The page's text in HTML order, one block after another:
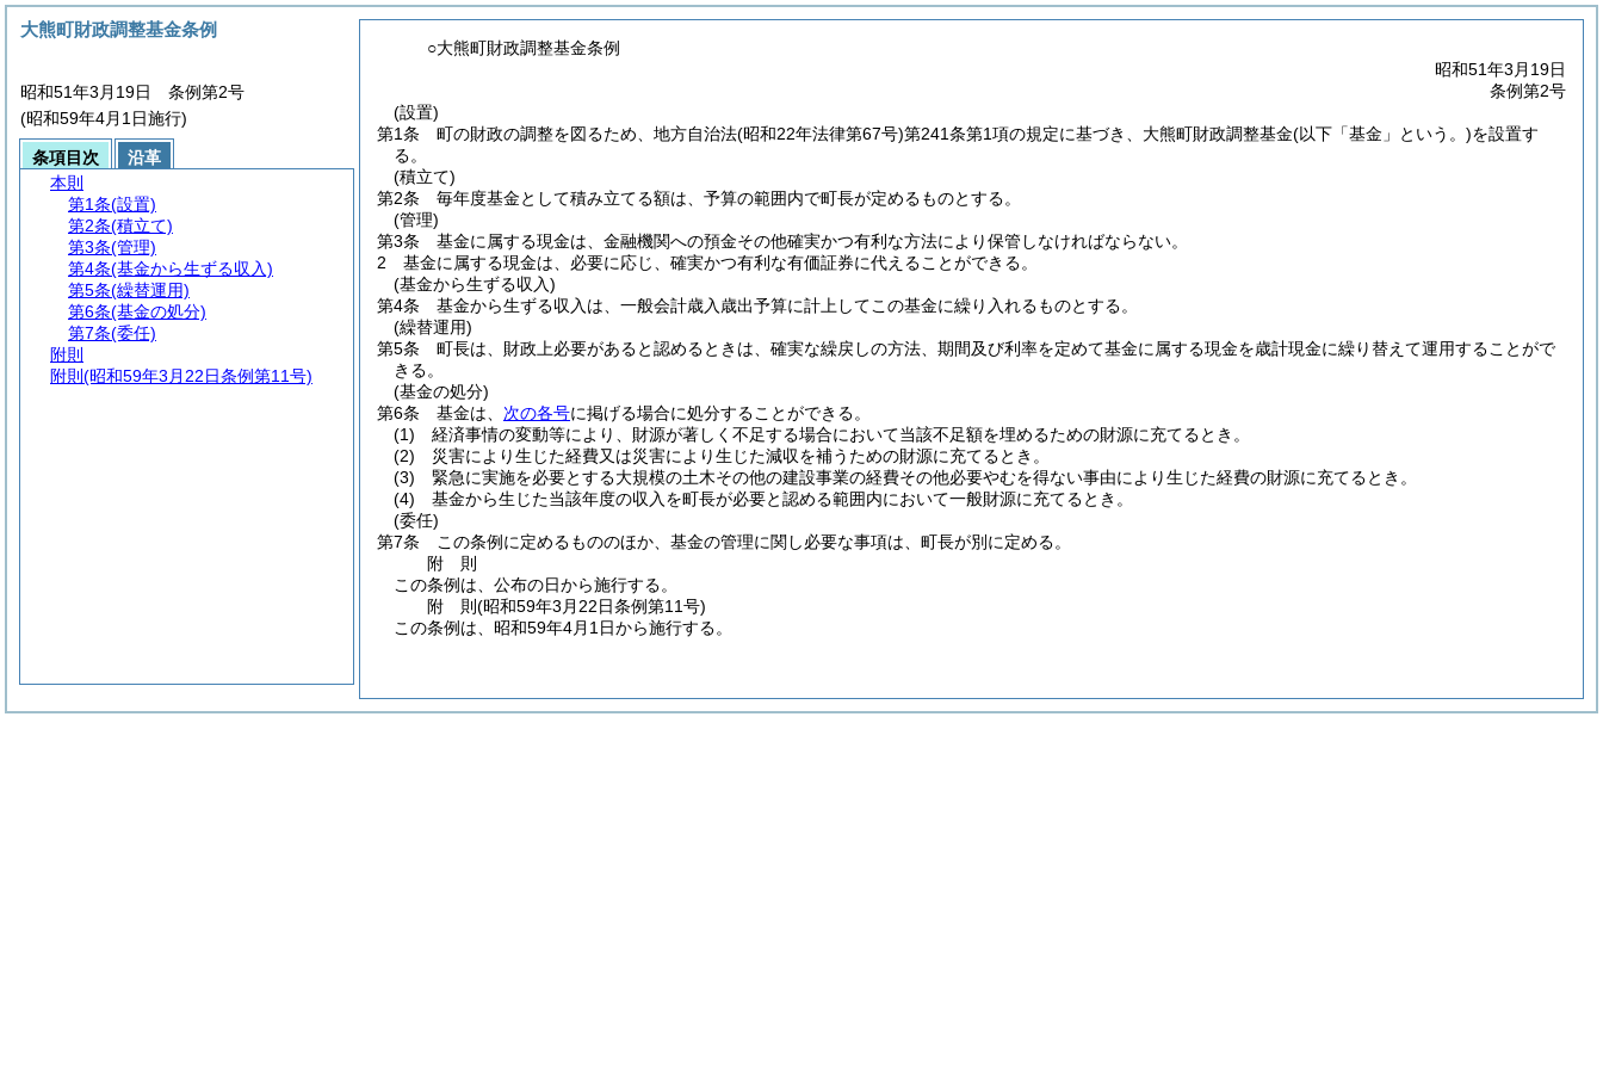
○大熊町財政調整基金条例
昭和51年3月19日
条例第2号
(設置)
第1条
町の財政の調整を図るため、地方自治法(昭和22年法律第67号)第241条第1項の規定に基づき、大熊町財政調整基金(以下「基金」という。)を設置す
る。
(積立て)
第2条
毎年度基金として積み立てる額は、予算の範囲内で町長が定めるものとする。
(管理)
第3条
基金に属する現金は、金融機関への預金その他確実かつ有利な方法により保管しなければならない。
2
基金に属する現金は、必要に応じ、確実かつ有利な有価証券に代えることができる。
(基金から生ずる収入)
第4条
基金から生ずる収入は、一般会計歳入歳出予算に計上してこの基金に繰り入れるものとする。
(繰替運用)
第5条
町長は、財政上必要があると認めるときは、確実な繰戻しの方法、期間及び利率を定めて基金に属する現金を歳計現金に繰り替えて運用することがで
きる。
(基金の処分)
第6条
基金は、 次の各号に掲げる場合に処分することができる。
(1)
経済事情の変動等により、財源が著しく不足する場合において当該不足額を埋めるための財源に充てるとき。
(2)
災害により生じた経費又は災害により生じた減収を補うための財源に充てるとき。
(3)
緊急に実施を必要とする大規模の土木その他の建設事業の経費その他必要やむを得ない事由により生じた経費の財源に充てるとき。
(4)
基金から生じた当該年度の収入を町長が必要と認める範囲内において一般財源に充てるとき。
(委任)
第7条
この条例に定めるもののほか、基金の管理に関し必要な事項は、町長が別に定める。
附 則
この条例は、公布の日から施行する。
附 則(昭和59年3月22日条例第11号)
この条例は、昭和59年4月1日から施行する。
大熊町財政調整基金条例
昭和51年3月19日 条例第2号
(昭和59年4月1日施行)
条項目次
沿革
本則
第1条(設置)
第2条(積立て)
第3条(管理)
第4条(基金から生ずる収入)
第5条(繰替運用)
第6条(基金の処分)
第7条(委任)
附則
附則 (昭和59年3月22日条例第11号)